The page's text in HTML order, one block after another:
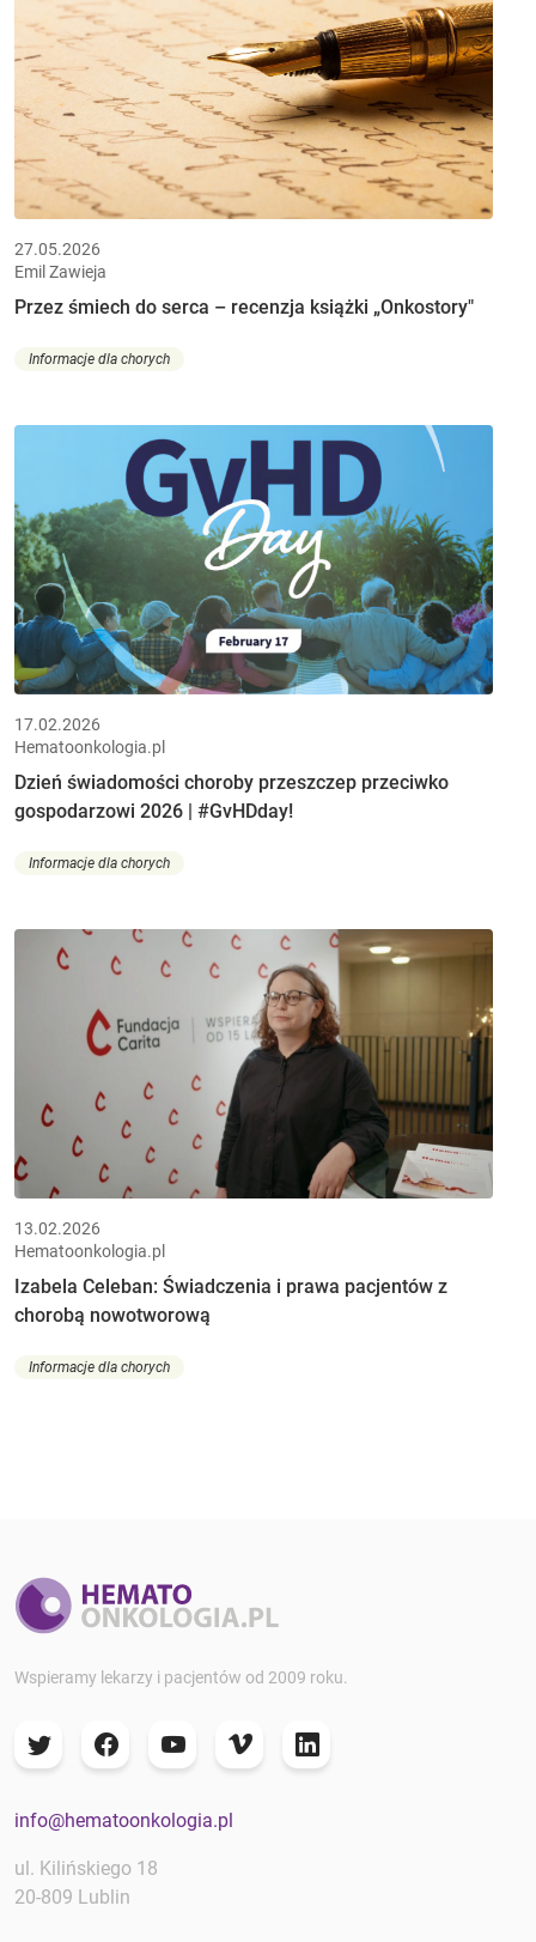
27.05.2026
Emil Zawieja
Przez śmiech do serca – recenzja książki „Onkostory"
Informacje dla chorych
17.02.2026
Hematoonkologia.pl
Dzień świadomości choroby przeszczep przeciwko
gospodarzowi 2026 | #GvHDday!
Informacje dla chorych
13.02.2026
Hematoonkologia.pl
Izabela Celeban: Świadczenia i prawa pacjentów z
chorobą nowotworową
Informacje dla chorych
Wspieramy lekarzy i pacjentów od 2009 roku.
info@hematoonkologia.pl
ul. Kilińskiego 18
20-809 Lublin